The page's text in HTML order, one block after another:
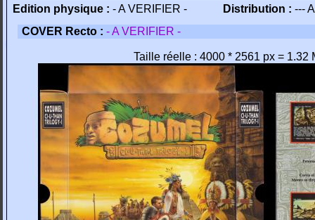
Edition physique : - A VERIFIER - Distribution : ---
COVER Recto : - A VERIFIER -
Taille réelle : 4000 * 2561 px = 1.32